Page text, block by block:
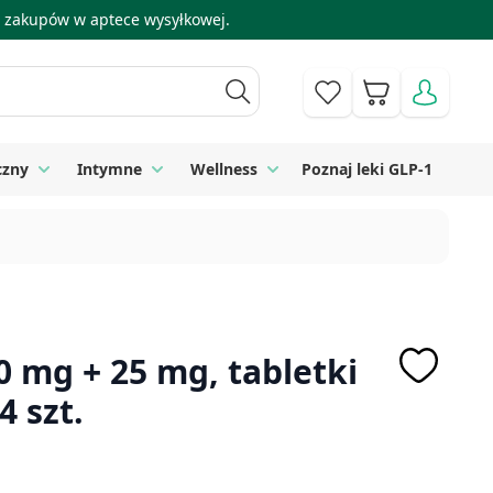
w aptece wysyłkowej.
Koszyk
Toggle submenu for Sprzęt medyczny
Intymne Toggle submenu for Intymne
Wellness Toggle submenu for Wellness
Poznaj leki GLP-1
mg + 25 mg, tabletki
szt.